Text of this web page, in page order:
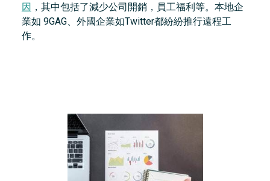
因 ，其中包括了減少公司開銷，員工福利等。本地企
業如 9GAG、外國企業如Twitter都紛紛推行遠程工
作。